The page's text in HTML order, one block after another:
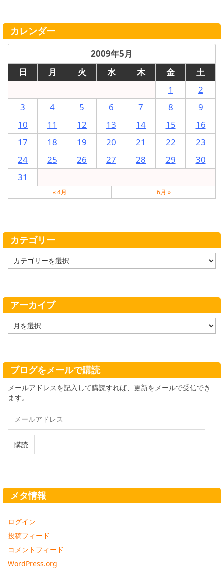
カレンダー
2009年5月
日
月 火 水 木 金
土
1
2
3
4 5 6 7 8
9
10
11 12 13 14 15
16
17
18 19 20 21 22
23
24
25 26 27 28 29
30
31
« 4月 6月 »
カテゴリー
テ
ー
アーカイブ
ー
ブ
ブログをメールで購読
メールアドレスを記入して購読すれば、更新をメールで受信でき
ます。
ル
ド
購読
メタ情報
ログイン
投稿フィード
コメントフィード
WordPress.org